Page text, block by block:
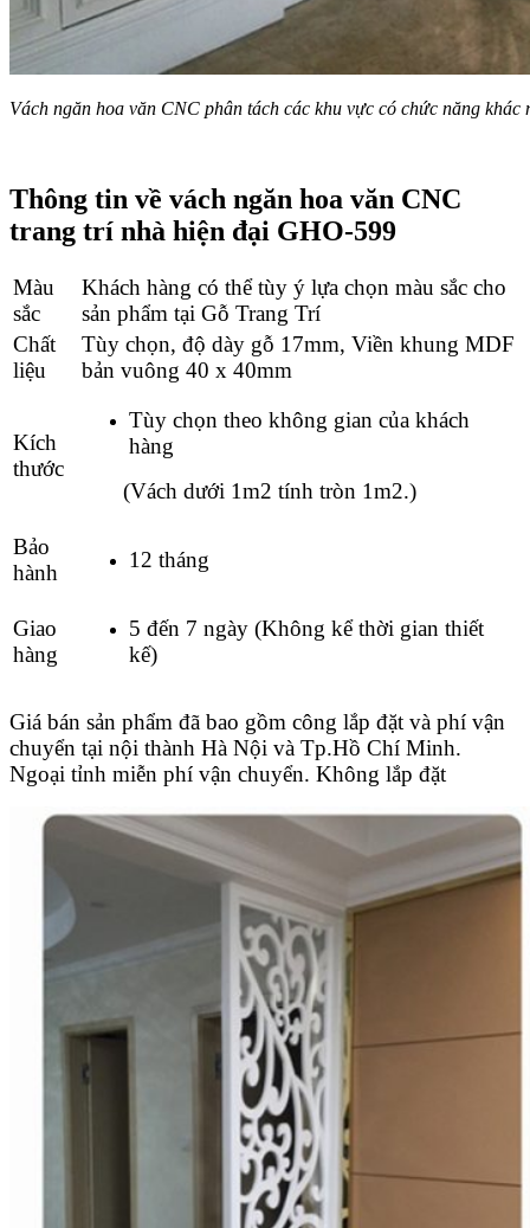
Vách ngăn hoa văn CNC phân tách các khu vực có chức năng khác
Thông tin về vách ngăn hoa văn CNC
trang trí nhà hiện đại GHO-599
Màu
sắc
Khách hàng có thể tùy ý lựa chọn màu sắc cho
sản phẩm tại Gỗ Trang Trí
Chất
liệu
Tùy chọn, độ dày gỗ 17mm, Viền khung MDF
bản vuông 40 x 40mm
Kích
thước
Tùy chọn theo không gian của khách
hàng
(Vách dưới 1m2 tính tròn 1m2.)
Bảo
hành
12 tháng
Giao
hàng
5 đến 7 ngày (Không kể thời gian thiết
kế)
Giá bán sản phẩm đã bao gồm công lắp đặt và phí vận
chuyển tại nội thành Hà Nội và Tp.Hồ Chí Minh.
Ngoại tỉnh miễn phí vận chuyển. Không lắp đặt